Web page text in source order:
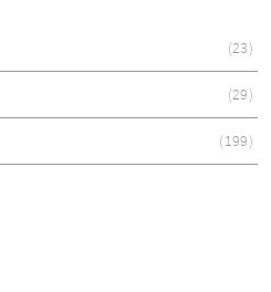
23
29
199